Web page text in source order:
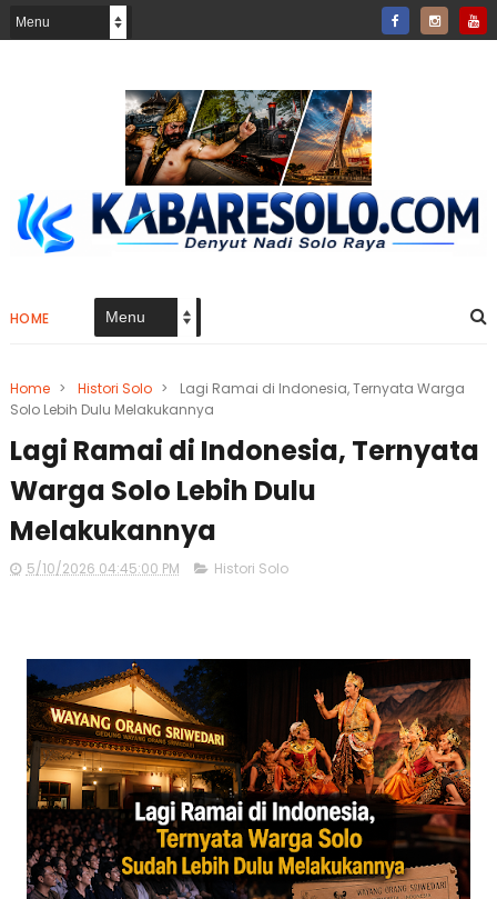
HOME
Home > Histori Solo >
Lagi Ramai di Indonesia, Ternyata Warga
Solo Lebih Dulu Melakukannya
Lagi Ramai di Indonesia, Ternyata
Warga Solo Lebih Dulu
Melakukannya
5/10/2026 04:45:00 PM Histori Solo